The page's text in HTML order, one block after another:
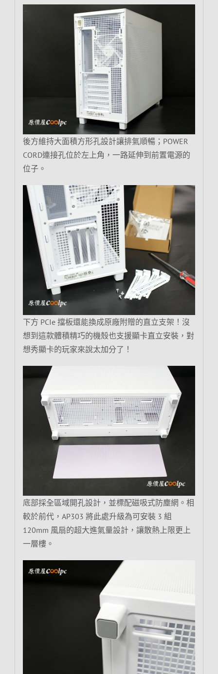
後方維持大面積方形孔設計讓排氣順暢；POWER
CORD連接孔位於左上角，一路延伸到前置電源的
位子。
下方 PCIe 擋板還能換成原廠附贈的直立支架！沒
想到這款體積精巧的機殼也支援顯卡直立安裝，對
想秀顯卡的玩家來說太加分了！
底部採全區域開孔設計，並標配磁吸式防塵網。相
較於前代，AP303 將此處升級為可安裝 3 組
120mm 風扇的超大進氣量設計，讓散熱上限更上
一層樓。